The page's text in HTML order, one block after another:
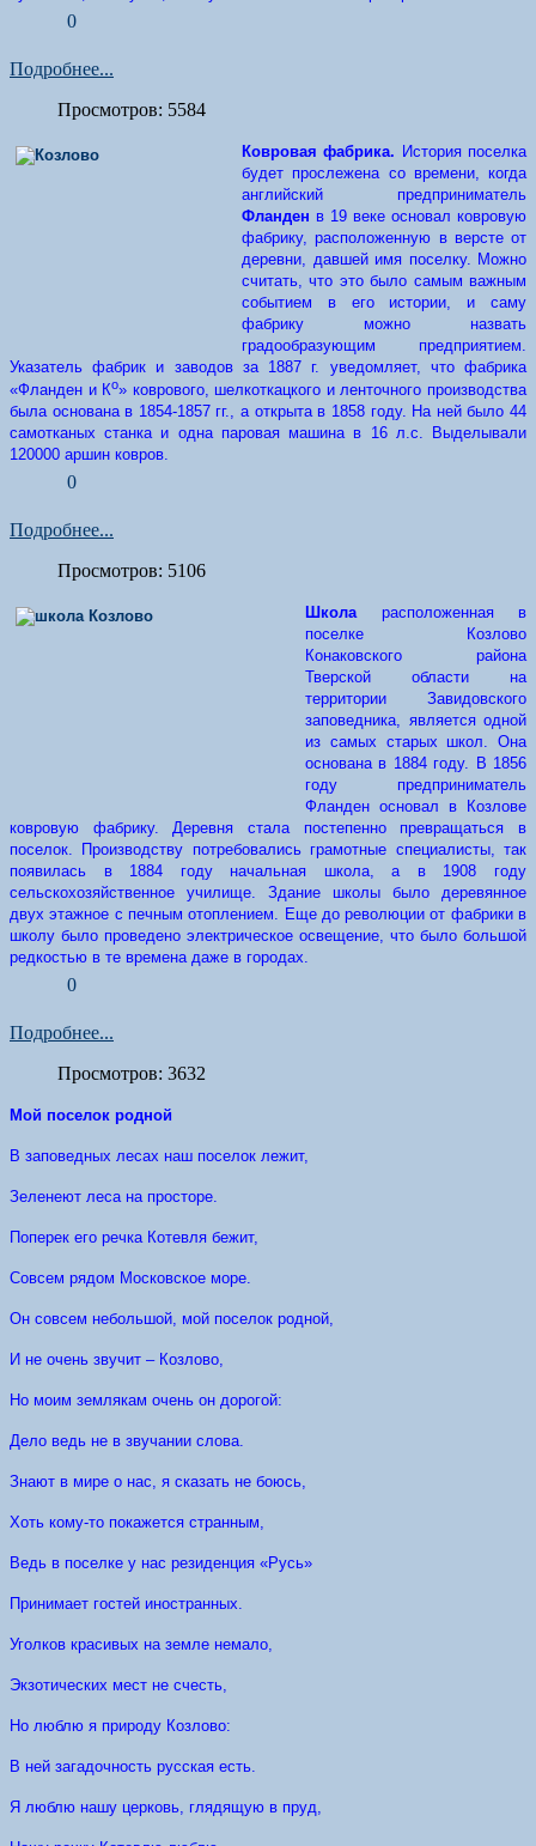
0
Подробнее...
Просмотров: 5584
Ковровая фабрика. История поселка
будет прослежена со времени, когда
английский предприниматель
Фланден в 19 веке основал ковровую
фабрику, расположенную в версте от
деревни, давшей имя поселку. Можно
считать, что это было самым важным
событием в его истории, и саму
фабрику можно назвать
градообразующим предприятием.
Указатель фабрик и заводов за 1887 г. уведомляет, что фабрика
«Фланден и Ко» коврового, шелкоткацкого и ленточного производства
была основана в 1854-1857 гг., а открыта в 1858 году. На ней было 44
самотканых станка и одна паровая машина в 16 л.с. Выделывали
120000 аршин ковров.
0
Подробнее...
Просмотров: 5106
Школа
расположенная в
поселке Козлово
Конаковского района
Тверской области на
территории Завидовского
заповедника, является одной
из самых старых школ. Она
основана в 1884 году. В 1856
году предприниматель
Фланден основал в Козлове
ковровую фабрику. Деревня стала постепенно превращаться в
поселок. Производству потребовались грамотные специалисты, так
появилась в 1884 году начальная школа, а в 1908 году
сельскохозяйственное училище. Здание школы было деревянное
двух этажное с печным отоплением. Еще до революции от фабрики в
школу было проведено электрическое освещение, что было большой
редкостью в те времена даже в городах.
0
Подробнее...
Просмотров: 3632
Мой поселок родной
В заповедных лесах наш поселок лежит,
Зеленеют леса на просторе.
Поперек его речка Котевля бежит,
Совсем рядом Московское море.
Он совсем небольшой, мой поселок родной,
И не очень звучит – Козлово,
Но моим землякам очень он дорогой:
Дело ведь не в звучании слова.
Знают в мире о нас, я сказать не боюсь,
Хоть кому-то покажется странным,
Ведь в поселке у нас резиденция «Русь»
Принимает гостей иностранных.
Уголков красивых на земле немало,
Экзотических мест не счесть,
Но люблю я природу Козлово:
В ней загадочность русская есть.
Я люблю нашу церковь, глядящую в пруд,